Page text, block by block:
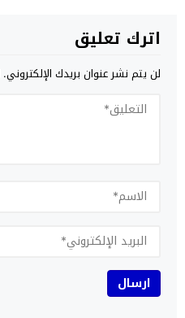
اترك تعليق
لن يتم نشر عنوان بريدك الإلكتروني.